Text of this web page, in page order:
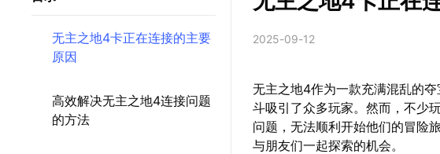
无主之地4卡正在连接的主要
原因
高效解决无主之地4连接问题
的方法
2025-09-12
无主之地4作为一款充满混乱的
斗吸引了众多玩家。然而，不少
问题，无法顺利开始他们的冒险
与朋友们一起探索的机会。